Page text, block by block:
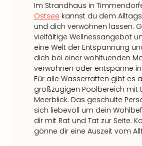
Im Strandhaus in
Ostsee kannst du dem
und dich verwöhnen lassen.
vielfältige Wellnessangebot
eine Welt der Entspannung
dich bei einer wohltuenden
verwöhnen oder entspanne
Für alle Wasserratten gibt es
großzügigen Poolbereich mit
Meerblick. Das geschulte
sich liebevoll um dein
dir mit Rat und Tat zur Seite.
gönne dir eine Auszeit vom